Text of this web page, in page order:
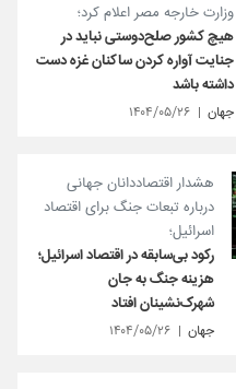
وزارت خارجه مصر اعلام کرد؛
هیچ کشور صلح‌دوستی نباید در
جنایت آواره کردن ساکنان غزه دست
داشته باشد
جهان ۱۴۰۴/۰۵/۲۶
هشدار اقتصاددانان جهانی
درباره تبعات جنگ برای اقتصاد
اسرائیل؛
رکود بی‌سابقه در اقتصاد اسرائیل؛
هزینه جنگ به جان
شهرک‌نشینان افتاد
جهان ۱۴۰۴/۰۵/۲۶